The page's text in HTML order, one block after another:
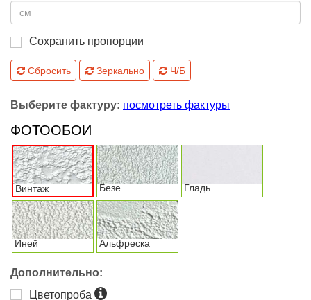
Сохранить пропорции
Сбросить Зеркально Ч/Б
Выберите фактуру: посмотреть фактуры
ФОТООБОИ
Винтаж Безе Гладь
Иней Альфреска
Дополнительно:
Цветопроба